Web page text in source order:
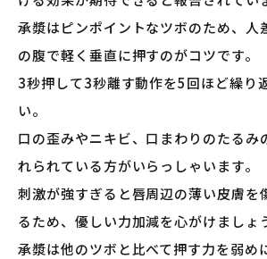
承漿はピンポイントなツボのため、人
の腹で軽く垂直に押すのがコツです。
3秒押して3秒離す動作を5回ほど繰り
い。
口の歪みやニキビ、口まわりのたるみ
れられている方がいらっしゃいます。
刺激が強すぎると唇周辺の薄い皮膚を
るため、優しい力加減を心がけましょ
承漿は他のツボと比べて押す力を弱め